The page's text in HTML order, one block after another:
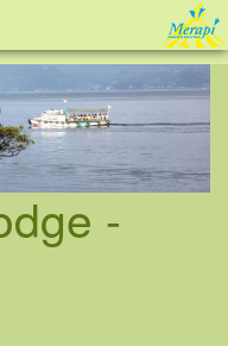
Tel: 088 - 81 11 999
-